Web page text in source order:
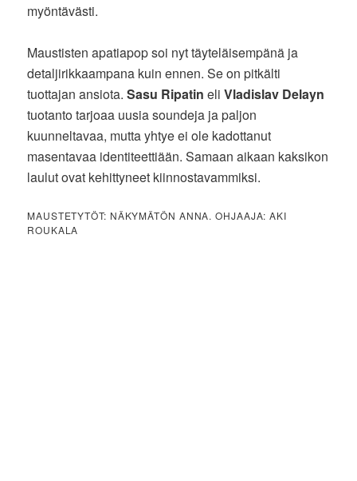
myöntävästi.
Maustisten apatiapop soi nyt täyteläisempänä ja
detaljirikkaampana kuin ennen. Se on pitkälti
tuottajan ansiota.Sasu Ripatin eliVladislav Delayn
tuotanto tarjoaa uusia soundeja ja paljon
kuunneltavaa, mutta yhtye ei ole kadottanut
masentavaa identiteettiään. Samaan aikaan kaksikon
laulut ovat kehittyneet kiinnostavammiksi.
MAUSTETYTÖT: NÄKYMÄTÖN ANNA. OHJAAJA: AKI
ROUKALA